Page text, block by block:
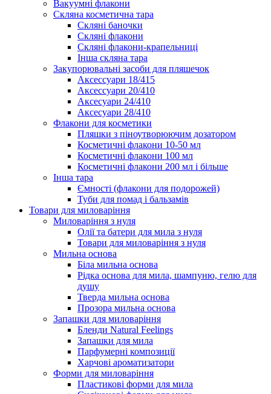
Вакуумні флакони
Скляна косметична тара
Скляні баночки
Скляні флакони
Скляні флакони-крапельниці
Інша скляна тара
Закупорювальні засоби для пляшечок
Аксессуари 18/415
Аксессуари 20/410
Аксесуари 24/410
Аксесуари 28/410
Флакони для косметики
Пляшки з піноутворюючим дозатором
Косметичні флакони 10-50 мл
Косметичні флакони 100 мл
Косметичні флакони 200 мл і більше
Інша тара
Ємності (флакони для подорожей)
Туби для помад і бальзамів
Товари для миловаріння
Миловаріння з нуля
Олії та батери для мила з нуля
Товари для миловаріння з нуля
Мильна основа
Біла мильна основа
Рідка основа для мила, шампуню, гелю для
душу
Тверда мильна основа
Прозора мильна основа
Запашки для миловаріння
Бленди Natural Feelings
Запашки для мила
Парфумерні композиції
Харчові ароматизатори
Форми для миловаріння
Пластикові форми для мила